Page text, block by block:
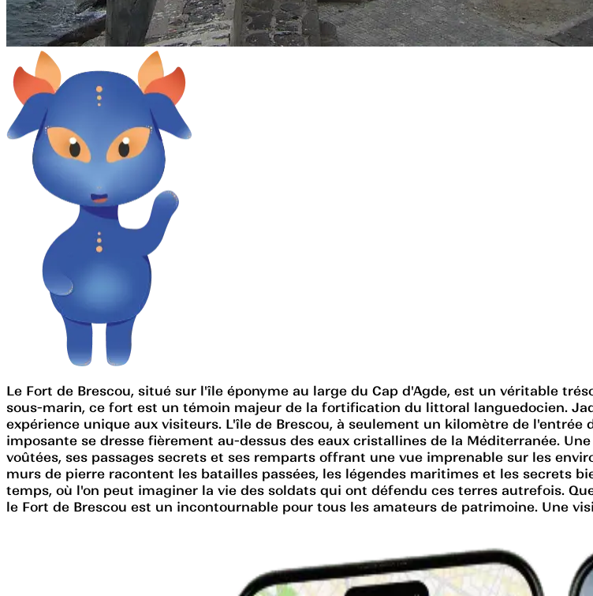
Le Fort de Brescou, situé sur l'île éponyme au large du Cap d'Agde, est un véritable
sous-marin, ce fort est un témoin majeur de la fortification du littoral languedocien.
expérience unique aux visiteurs. L'île de Brescou, à seulement un kilomètre de
imposante se dresse fièrement au-dessus des eaux cristallines de la Méditerranée.
voûtées, ses passages secrets et ses remparts offrant une vue imprenable sur les
murs de pierre racontent les batailles passées, les légendes maritimes et les secrets
temps, où l'on peut imaginer la vie des soldats qui ont défendu ces terres autrefois.
le Fort de Brescou est un incontournable pour tous les amateurs de patrimoine. Une